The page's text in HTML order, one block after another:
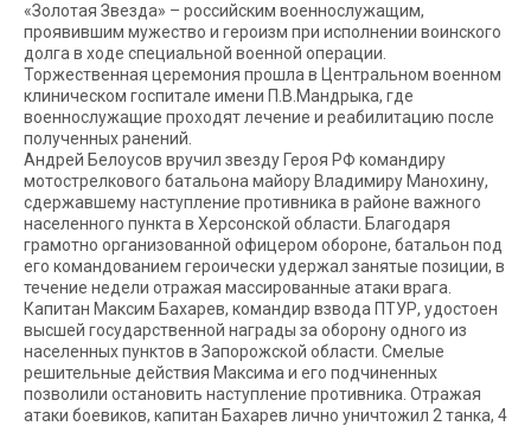
«Золотая Звезда» – российским военнослужащим,
проявившим мужество и героизм при исполнении воинского
долга в ходе специальной военной операции.
Торжественная церемония прошла в Центральном военном
клиническом госпитале имени П.В.Мандрыка, где
военнослужащие проходят лечение и реабилитацию после
полученных ранений.
Андрей Белоусов вручил звезду Героя РФ командиру
мотострелкового батальона майору Владимиру Манохину,
сдержавшему наступление противника в районе важного
населенного пункта в Херсонской области. Благодаря
грамотно организованной офицером обороне, батальон под
его командованием героически удержал занятые позиции, в
течение недели отражая массированные атаки врага.
Капитан Максим Бахарев, командир взвода ПТУР, удостоен
высшей государственной награды за оборону одного из
населенных пунктов в Запорожской области. Смелые
решительные действия Максима и его подчиненных
позволили остановить наступление противника. Отражая
атаки боевиков, капитан Бахарев лично уничтожил 2 танка, 4